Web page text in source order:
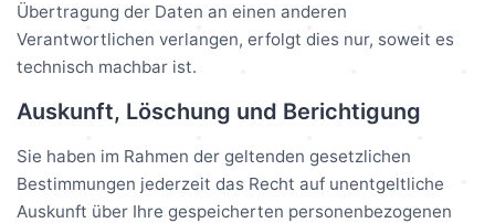
Übertragung der Daten an einen anderen
Verantwortlichen verlangen, erfolgt dies nur, soweit es
technisch machbar ist.
Auskunft, Löschung und Berichtigung
Sie haben im Rahmen der geltenden gesetzlichen
Bestimmungen jederzeit das Recht auf unentgeltliche
Auskunft über Ihre gespeicherten personenbezogenen